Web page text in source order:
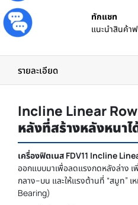
ทักแชท
แนะนำสินค้า
รายละเอียด
Incline Linear Row
หลังที่สร้างหลังหนา
เครื่องฟิตเนส FDV11 Incline
ออกแบบมาเพื่อลดแรงกดหลังล่าง เ
กลาง–บน และให้แรงต้านที่ “สมูท”
Bearing)